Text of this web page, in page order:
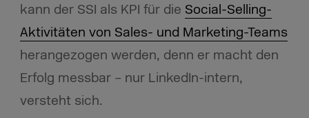
kann der SSI als KPI für die Social-Selling-
Aktivitäten von Sales- und Marketing-Teams
herangezogen werden, denn er macht den
Erfolg messbar – nur LinkedIn-intern,
versteht sich.